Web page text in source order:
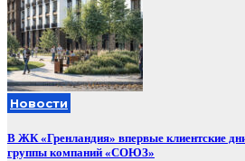
Новости
В ЖК «Гренландия» впервые клиентские
группы компаний «СОЮЗ»